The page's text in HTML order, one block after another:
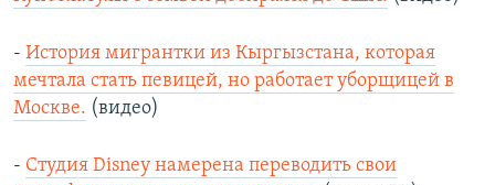
- История мигрантки из Кыргызстана, которая
мечтала стать певицей, но работает уборщицей в
Москве. (видео)
- Студия Disney намерена переводить свои